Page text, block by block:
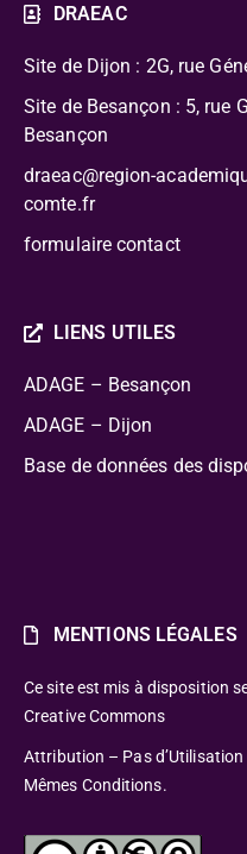
DRAEAC
Site de Dijon : 2G, rue
Site de Besançon : 5, rue
Besançon
draeac@region-
comte.fr
formulaire contact
LIENS UTILES
ADAGE – Besançon
ADAGE – Dijon
Base de données des
MENTIONS LÉGALES
Ce site est mis à disposition
Creative Commons
Attribution – Pas
Mêmes Conditions.